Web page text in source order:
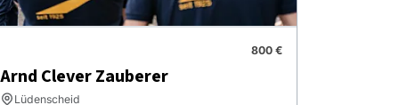
800 €
Arnd Clever Zauberer
Lüdenscheid